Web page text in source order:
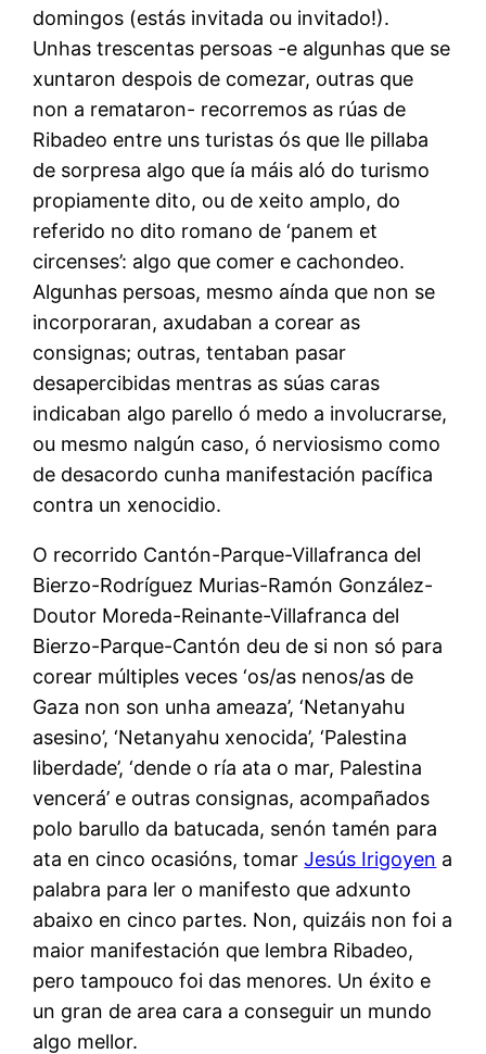
domingos (estás invitada ou invitado!).
Unhas trescentas persoas -e algunhas que se
xuntaron despois de comezar, outras que
non a remataron- recorremos as rúas de
Ribadeo entre uns turistas ós que lle pillaba
de sorpresa algo que ía máis aló do turismo
propiamente dito, ou de xeito amplo, do
referido no dito romano de ‘panem et
circenses’: algo que comer e cachondeo.
Algunhas persoas, mesmo aínda que non se
incorporaran, axudaban a corear as
consignas; outras, tentaban pasar
desapercibidas mentras as súas caras
indicaban algo parello ó medo a involucrarse,
ou mesmo nalgún caso, ó nerviosismo como
de desacordo cunha manifestación pacífica
contra un xenocidio.
O recorrido Cantón-Parque-Villafranca del
Bierzo-Rodríguez Murias-Ramón González-
Doutor Moreda-Reinante-Villafranca del
Bierzo-Parque-Cantón deu de si non só para
corear múltiples veces ‘os/as nenos/as de
Gaza non son unha ameaza’, ‘Netanyahu
asesino’, ‘Netanyahu xenocida’, ‘Palestina
liberdade’, ‘dende o ría ata o mar, Palestina
vencerá’ e outras consignas, acompañados
polo barullo da batucada, senón tamén para
ata en cinco ocasións, tomarJesús Irigoyen a
palabra para ler o manifesto que adxunto
abaixo en cinco partes. Non, quizáis non foi a
maior manifestación que lembra Ribadeo,
pero tampouco foi das menores. Un éxito e
un gran de area cara a conseguir un mundo
algo mellor.